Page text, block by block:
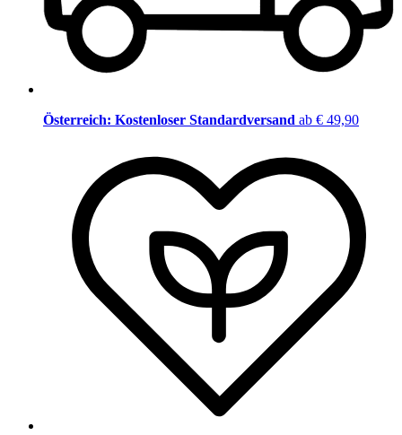
Österreich: Kostenloser Standardversand ab € 49,90